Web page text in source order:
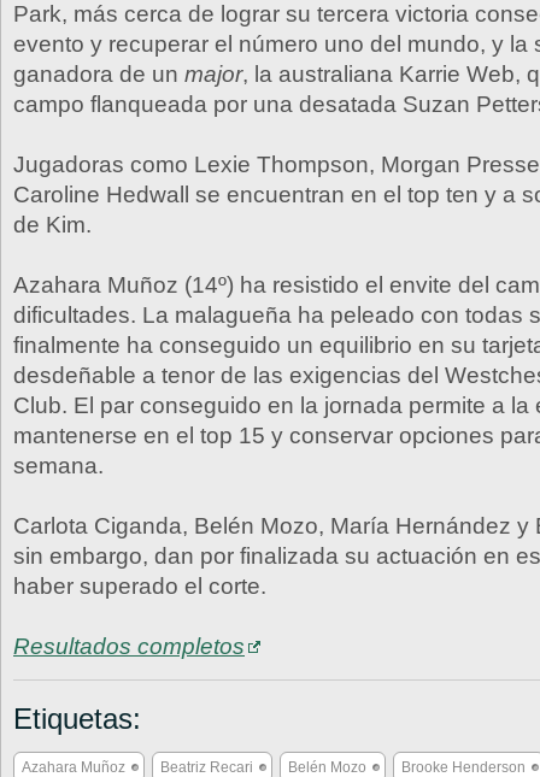
Park, más cerca de lograr su tercera victoria
evento y recuperar el número uno del mundo, y la
ganadora de un major, la australiana Karrie Web,
campo flanqueada por una desatada Suzan
Jugadoras como Lexie Thompson, Morgan
Caroline Hedwall se encuentran en el top ten y a
de Kim.
Azahara Muñoz (14º) ha resistido el envite del
dificultades. La malagueña ha peleado con todas
finalmente ha conseguido un equilibrio en su
desdeñable a tenor de las exigencias del
Club. El par conseguido en la jornada permite a la
mantenerse en el top 15 y conservar opciones
semana.
Carlota Ciganda, Belén Mozo, María Hernández y
sin embargo, dan por finalizada su actuación en
haber superado el corte.
Resultados completos
Etiquetas:
Azahara Muñoz Beatriz Recari Belén Mozo Brooke Henderson